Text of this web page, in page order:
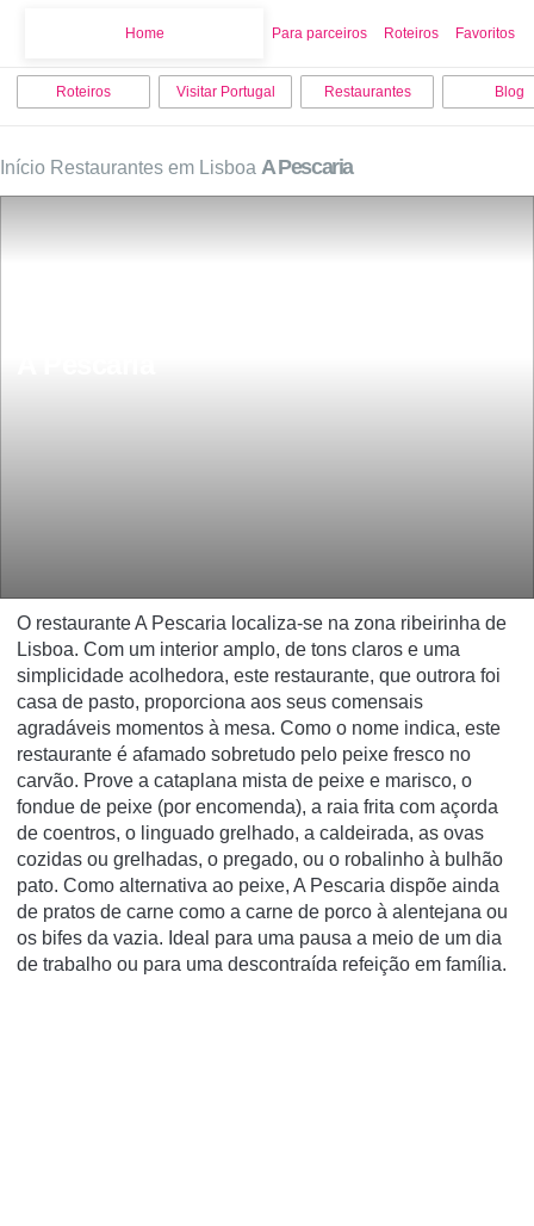
Home Para parceiros Roteiros Favoritos
Roteiros Visitar Portugal Restaurantes Blog
Início Restaurantes em Lisboa A Pescaria
O restaurante A Pescaria localiza-se na zona ribeirinha de
Lisboa. Com um interior amplo, de tons claros e uma
simplicidade acolhedora, este restaurante, que outrora foi
casa de pasto, proporciona aos seus comensais
agradáveis momentos à mesa. Como o nome indica, este
restaurante é afamado sobretudo pelo peixe fresco no
carvão. Prove a cataplana mista de peixe e marisco, o
fondue de peixe (por encomenda), a raia frita com açorda
de coentros, o linguado grelhado, a caldeirada, as ovas
cozidas ou grelhadas, o pregado, ou o robalinho à bulhão
pato. Como alternativa ao peixe, A Pescaria dispõe ainda
de pratos de carne como a carne de porco à alentejana ou
os bifes da vazia. Ideal para uma pausa a meio de um dia
de trabalho ou para uma descontraí­da refeição em famí­lia.